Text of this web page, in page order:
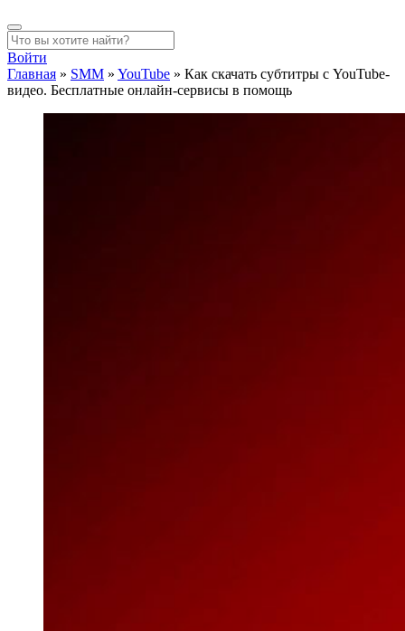
Войти
Главная » SMM » YouTube » Как скачать субтитры с YouTube-
видео. Бесплатные онлайн-сервисы в помощь